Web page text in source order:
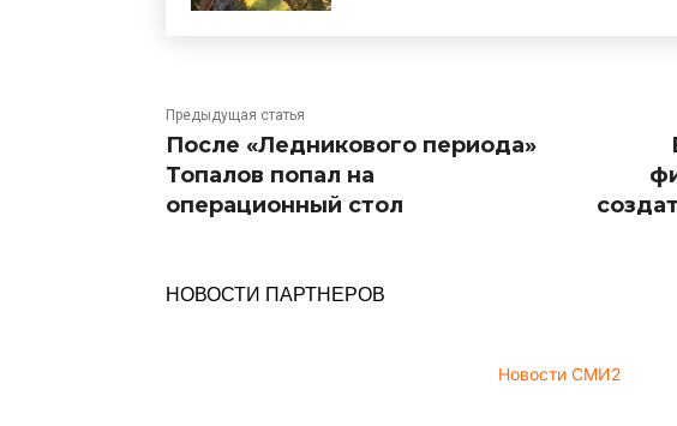
Предыдущая статья
После «Ледникового периода»
Топалов попал на
операционный стол
НОВОСТИ ПАРТНЕРОВ
Новости СМИ2